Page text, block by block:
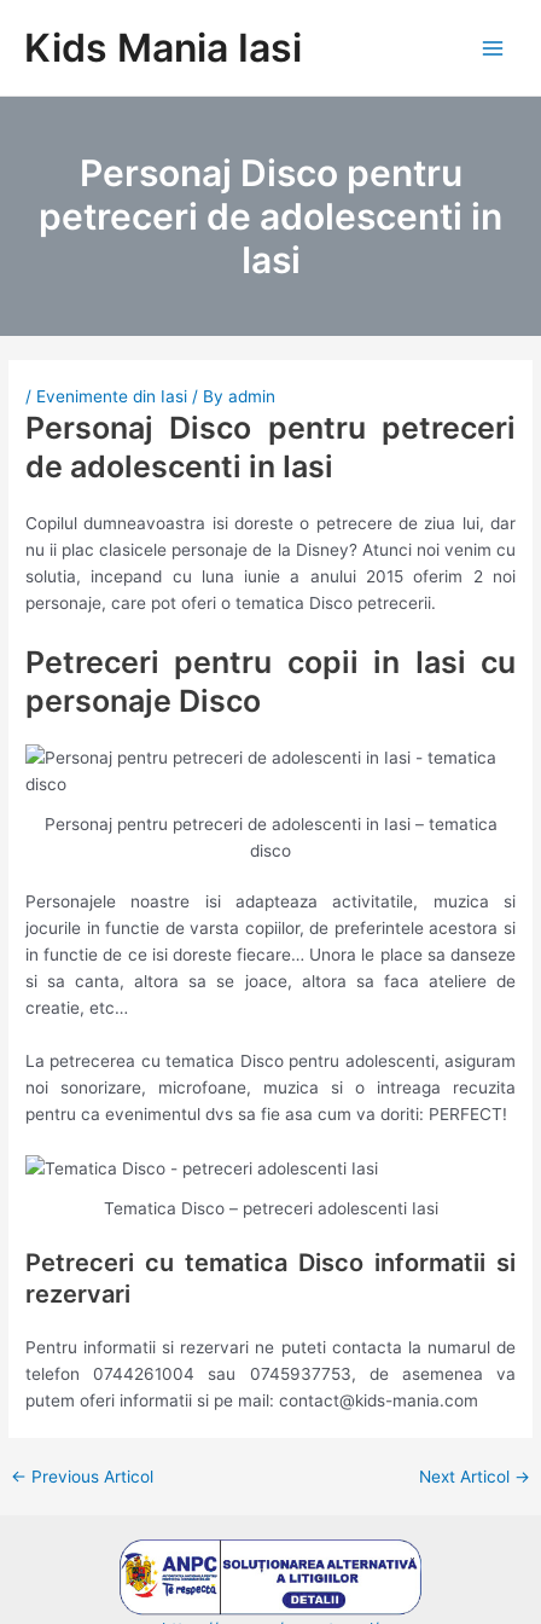
contentKids Mania Iasi
Personaj Disco pentru
petreceri de adolescenti in
Iasi
/ Evenimente din Iasi / Byadmin
Personaj Disco pentru petreceri
de adolescenti in Iasi
Copilul dumneavoastra isi doreste o petrecere de ziua lui, dar
nu ii plac clasicele personaje de la Disney? Atunci noi venim cu
solutia, incepand cu luna iunie a anului 2015 oferim 2 noi
personaje, care pot oferi o tematica Disco petrecerii.
Petreceri pentru copii in Iasi cu
personaje Disco
Personaj pentru petreceri de adolescenti in Iasi – tematica
disco
Personajele noastre isi adapteaza activitatile, muzica si
jocurile in functie de varsta copiilor, de preferintele acestora si
in functie de ce isi doreste fiecare… Unora le place sa danseze
si sa canta, altora sa se joace, altora sa faca ateliere de
creatie, etc…
La petrecerea cu tematica Disco pentru adolescenti, asiguram
noi sonorizare, microfoane, muzica si o intreaga recuzita
pentru ca evenimentul dvs sa fie asa cum va doriti: PERFECT!
Tematica Disco – petreceri adolescenti Iasi
Petreceri cu tematica Disco informatii si
rezervari
Pentru informatii si rezervari ne puteti contacta la numarul de
telefon 0744261004 sau 0745937753, de asemenea va
putem oferi informatii si pe mail: contact@kids-mania.com
Post
← Previous Articol Next Articol →